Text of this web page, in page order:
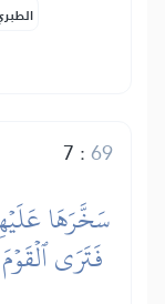
7 :69
سَخَّرَهَا
فَتَرَى